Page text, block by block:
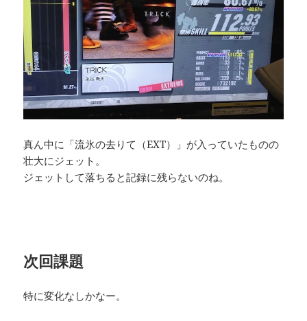
真ん中に「流氷の去りて（EXT）」が入っていたものの
壮大にジェット。
ジェットして落ちると記録に残らないのね。
次回課題
特に変化なしかなー。